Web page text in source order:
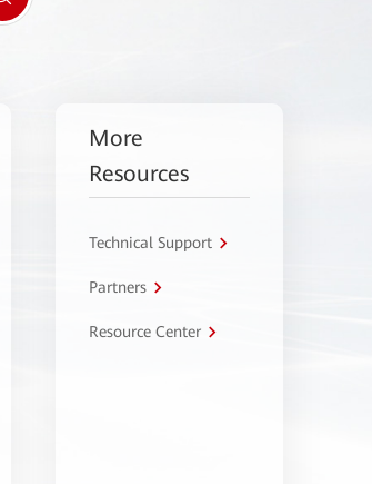
More
Resources
Technical Support
Partners
Resource Center